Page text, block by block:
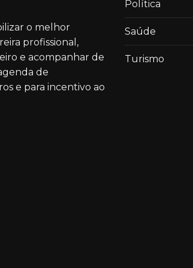
o melhor
profissional,
e acompanhar de
de
e para incentivo ao
Política
Saúde
Turismo